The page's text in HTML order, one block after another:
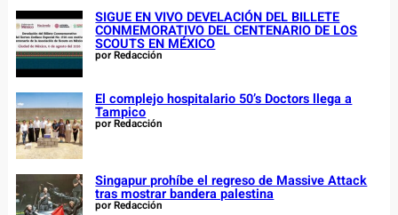
SIGUE EN VIVO DEVELACIÓN DEL BILLETE
CONMEMORATIVO DEL CENTENARIO DE LOS
SCOUTS EN MÉXICO
por Redacción
El complejo hospitalario 50’s Doctors llega a
Tampico
por Redacción
Singapur prohíbe el regreso de Massive Attack
tras mostrar bandera palestina
por Redacción